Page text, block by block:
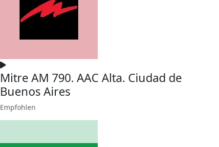
Mitre AM 790. AAC Alta. Ciudad de
Buenos Aires
Empfohlen